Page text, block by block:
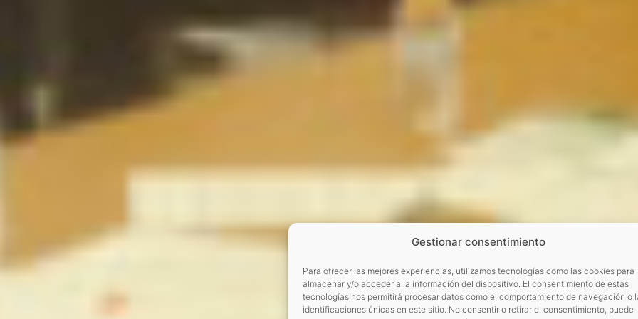
Gestionar consentimiento
Para ofrecer las mejores experiencias, utilizamos tecnologías como las cookies para
almacenar y/o acceder a la información del dispositivo. El consentimiento de estas
tecnologías nos permitirá procesar datos como el comportamiento de navegación o
identificaciones únicas en este sitio. No consentir o retirar el consentimiento, puede